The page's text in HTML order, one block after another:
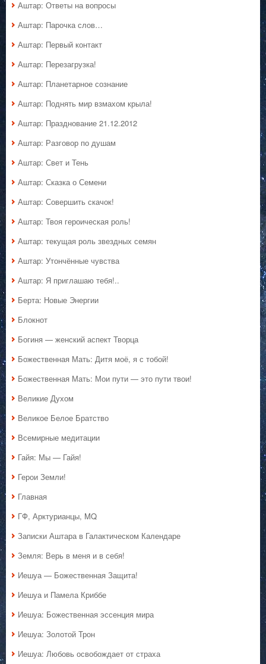
Аштар: Ответы на вопросы
Аштар: Парочка слов…
Аштар: Первый контакт
Аштар: Перезагрузка!
Аштар: Планетарное сознание
Аштар: Поднять мир взмахом крыла!
Аштар: Празднование 21.12.2012
Аштар: Разговор по душам
Аштар: Свет и Тень
Аштар: Сказка о Семени
Аштар: Совершить скачок!
Аштар: Твоя героическая роль!
Аштар: текущая роль звездных семян
Аштар: Утончённые чувства
Аштар: Я приглашаю тебя!..
Берта: Новые Энергии
Блокнот
Богиня — женский аспект Творца
Божественная Мать: Дитя моё, я с тобой!
Божественная Мать: Мои пути — это пути твои!
Великие Духом
Великое Белое Братство
Всемирные медитации
Гайя: Мы — Гайя!
Герои Земли!
Главная
ГФ, Арктурианцы, MQ
Записки Аштара в Галактическом Календаре
Земля: Верь в меня и в себя!
Иешуа — Божественная Защита!
Иешуа и Памела Криббе
Иешуа: Божественная эссенция мира
Иешуа: Золотой Трон
Иешуа: Любовь освобождает от страха